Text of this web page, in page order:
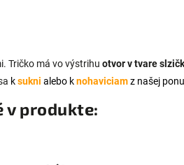
Tričko má vo výstrihu otvor v tvare
ksukni alebo knohaviciamz našej
produkte: